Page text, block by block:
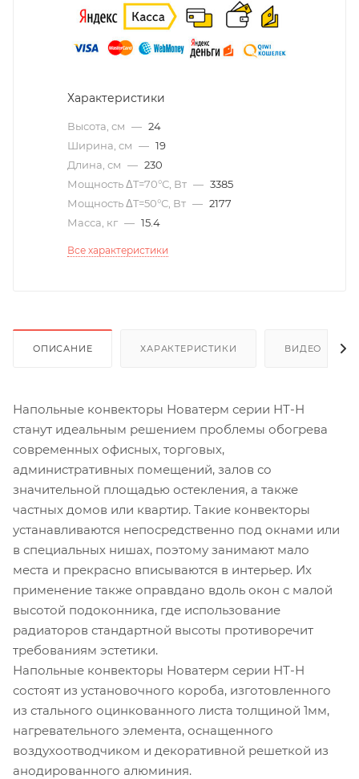
Характеристики
Высота, см — 24
Ширина, см — 19
Длина, см — 230
Мощность ΔT=70°С, Вт — 3385
Мощность ΔT=50°С, Вт — 2177
Масса, кг — 15.4
Все характеристики
ОПИСАНИЕ ХАРАКТЕРИСТИКИ ВИДЕО (6)
Напольные конвекторы Новатерм серии НТ-Н
станут идеальным решением проблемы обогрева
современных офисных, торговых,
административных помещений, залов со
значительной площадью остекления, а также
частных домов или квартир. Такие конвекторы
устанавливаются непосредственно под окнами или
в специальных нишах, поэтому занимают мало
места и прекрасно вписываются в интерьер. Их
применение также оправдано вдоль окон с малой
высотой подоконника, где использование
радиаторов стандартной высоты противоречит
требованиям эстетики.
Напольные конвекторы Новатерм серии НТ-Н
состоят из установочного короба, изготовленного
из стального оцинкованного листа толщиной 1мм,
нагревательного элемента, оснащенного
воздухоотводчиком и декоративной решеткой из
анодированного алюминия.